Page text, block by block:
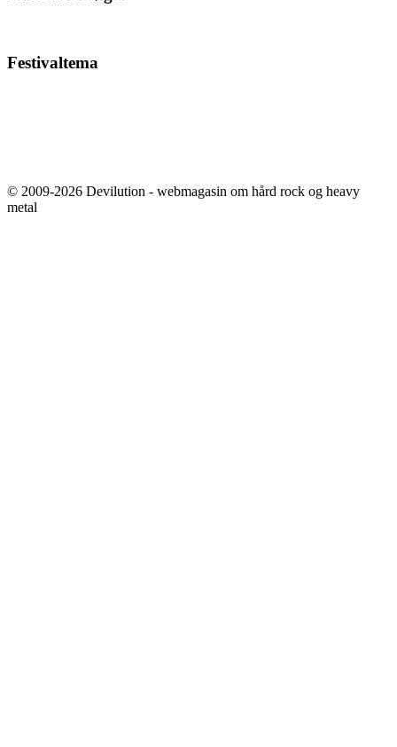
Festivaltema
© 2009-2026 Devilution - webmagasin om hård rock og heavy
metal